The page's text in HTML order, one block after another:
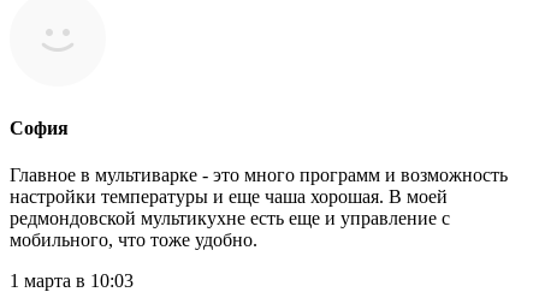
София
Главное в мультиварке - это много программ и возможность
настройки температуры и еще чаша хорошая. В моей
редмондовской мультикухне есть еще и управление с
мобильного, что тоже удобно.
1 марта в 10:03